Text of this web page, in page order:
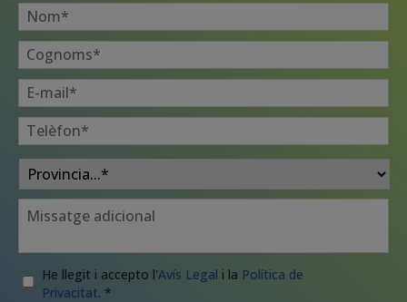
Nom *
Cognoms
E-
mail *
Telèfon
Provincia *
Consulta
Legal *
He llegit i accepto l'Avís Legal i la Política de
Privacitat. *